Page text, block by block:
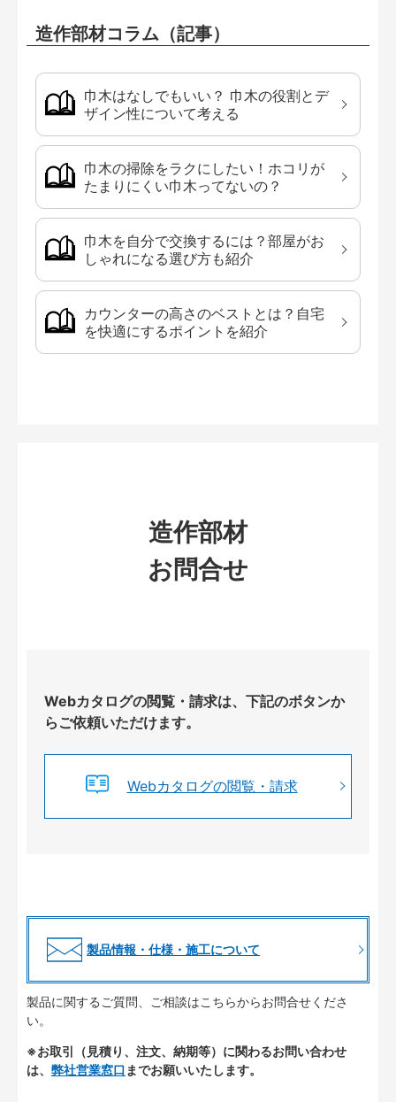
造作部材コラム（記事）
巾木はなしでもいい？ 巾木の役割とデ
ザイン性について考える
巾木の掃除をラクにしたい！ホコリが
たまりにくい巾木ってないの？
巾木を自分で交換するには？部屋がお
しゃれになる選び方も紹介
カウンターの高さのベストとは？自宅
を快適にするポイントを紹介
造作部材
お問合せ
Webカタログの閲覧・請求は、下記のボタンか
らご依頼いただけます。
Webカタログの閲覧・請求
製品情報・仕様・施工について
製品に関するご質問、ご相談はこちらからお問合せくださ
い。
※お取引（見積り、注文、納期等）に関わるお問い合わせ
は、 弊社営業窓口 までお願いいたします。